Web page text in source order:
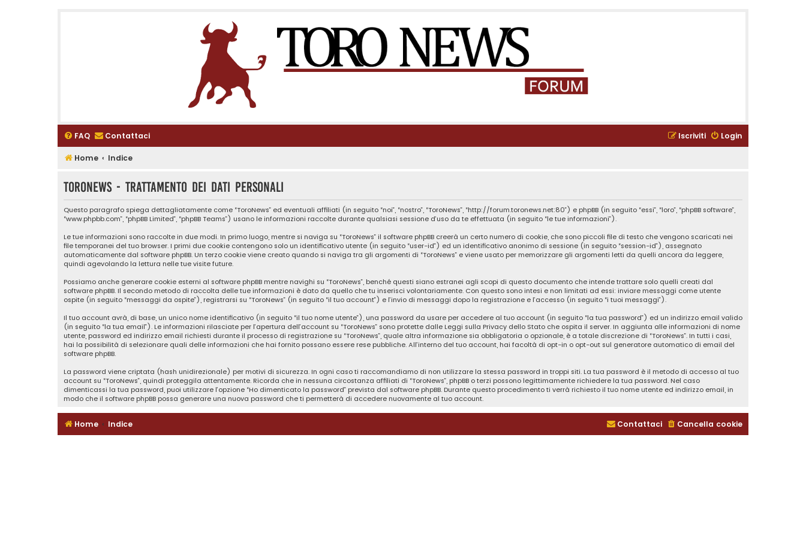
FAQ Contattaci Login
Iscriviti
Home Indice
ToroNews - Trattamento dei dati personali
Questo paragrafo spiega dettagliatamente come “ToroNews” ed eventuali affiliati (in seguito “noi”, “nostro”, “ToroNews”, “http://forum.toronews.net:80”) e phpBB (in seguito “essi”, “loro”, “phpBB software”,
“www.phpbb.com”, “phpBB Limited”, “phpBB Teams”) usano le informazioni raccolte durante qualsiasi sessione d’uso da te effettuata (in seguito “le tue informazioni”).
Le tue informazioni sono raccolte in due modi. In primo luogo, mentre si naviga su “ToroNews” il software phpBB creerà un certo numero di cookie, che sono piccoli file di testo che vengono scaricati nei
file temporanei del tuo browser. I primi due cookie contengono solo un identificativo utente (in seguito “user-id”) ed un identificativo anonimo di sessione (in seguito “session-id”), assegnato
automaticamente dal software phpBB. Un terzo cookie viene creato quando si naviga tra gli argomenti di “ToroNews” e viene usato per memorizzare gli argomenti letti da quelli ancora da leggere,
quindi agevolando la lettura nelle tue visite future.
Possiamo anche generare cookie esterni al software phpBB mentre navighi su “ToroNews”, benché questi siano estranei agli scopi di questo documento che intende trattare solo quelli creati dal
software phpBB. Il secondo metodo di raccolta delle tue informazioni è dato da quello che tu inserisci volontariamente. Con questo sono intesi e non limitati ad essi: inviare messaggi come utente
ospite (in seguito “messaggi da ospite”), registrarsi su “ToroNews” (in seguito “il tuo account”) e l’invio di messaggi dopo la registrazione e l’accesso (in seguito “i tuoi messaggi”).
Il tuo account avrà, di base, un unico nome identificativo (in seguito “il tuo nome utente”), una password da usare per accedere al tuo account (in seguito “la tua password”) ed un indirizzo email valido
(in seguito “la tua email”). Le informazioni rilasciate per l’apertura dell’account su “ToroNews” sono protette dalle Leggi sulla Privacy dello Stato che ospita il server. In aggiunta alle informazioni di nome
utente, password ed indirizzo email richiesti durante il processo di registrazione su “ToroNews”, quale altra informazione sia obbligatoria o opzionale, è a totale discrezione di “ToroNews”. In tutti i casi,
hai la possibilità di selezionare quali delle informazioni che hai fornito possano essere rese pubbliche. All’interno del tuo account, hai facoltà di opt-in o opt-out sul generatore automatico di email del
software phpBB.
La password viene criptata (hash unidirezionale) per motivi di sicurezza. In ogni caso ti raccomandiamo di non utilizzare la stessa password in troppi siti. La tua password è il metodo di accesso al tuo
account su “ToroNews”, quindi proteggila attentamente. Ricorda che in nessuna circostanza affiliati di “ToroNews”, phpBB o terzi possono legittimamente richiedere la tua password. Nel caso
dimenticassi la tua password, puoi utilizzare l’opzione “Ho dimenticato la password” prevista dal software phpBB. Durante questo procedimento ti verrà richiesto il tuo nome utente ed indirizzo email, in
modo che il software phpBB possa generare una nuova password che ti permetterà di accedere nuovamente al tuo account.
Home Indice Cancella cookie
Contattaci